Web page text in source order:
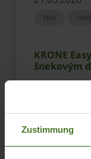
Zustimmung
TISK
KRONE
šnekovým